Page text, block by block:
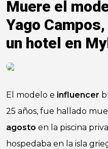
Muere el
Yago
un hotel en
El modelo e influencer
25 años, fue hallado
agosto en la piscina
hospedaba en la isla